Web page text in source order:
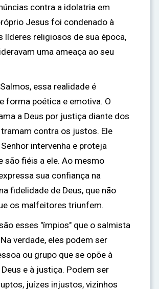
contra a idolatria em
Jesus foi condenado à
líderes religiosos de sua época,
uma ameaça ao seu
essa realidade é
forma poética e emotiva. O
a Deus por justiça diante dos
contra os justos. Ele
intervenha e proteja
são fiéis a ele. Ao mesmo
sua confiança na
fidelidade de Deus, que não
os malfeitores triunfem.
esses "ímpios" que o salmista
verdade, eles podem ser
ou grupo que se opõe à
e à justiça. Podem ser
juízes injustos, vizinhos